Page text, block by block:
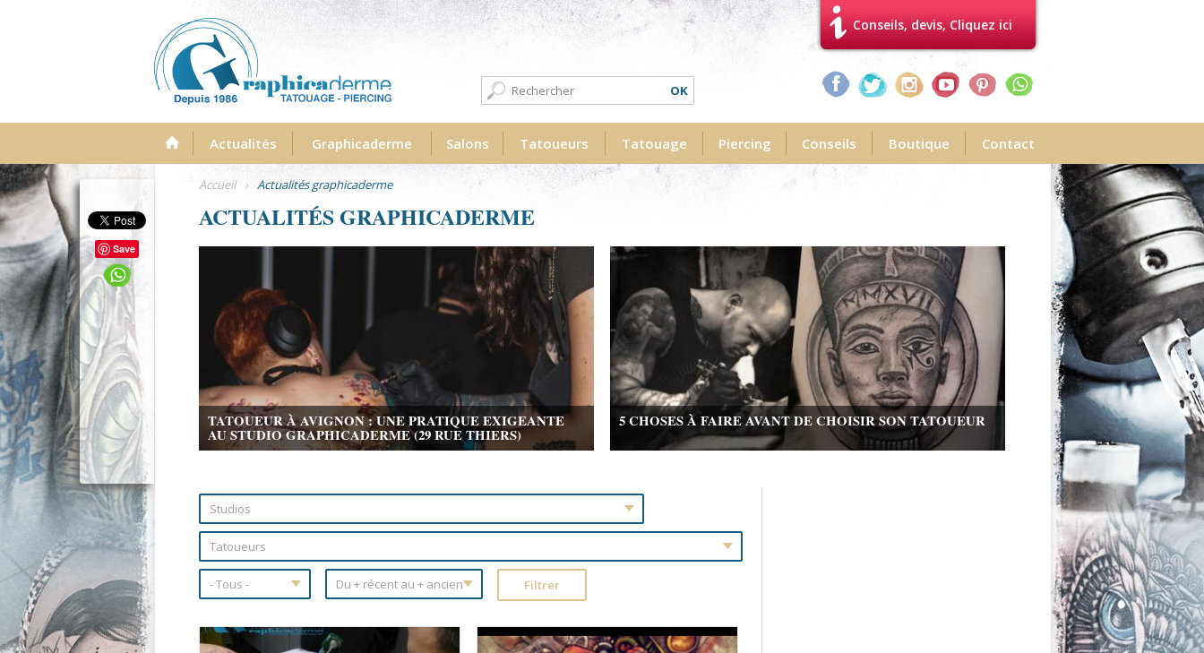
Formulaire de recherche Recherche
Conseils, devis, Cliquez ici
Menu Actualités Graphicaderme Salons Tatoueurs Tatouage Piercing Conseils Boutique Contact
Save
Accueil › Actualités graphicaderme
ACTUALITÉS GRAPHICADERME
TATOUEUR À AVIGNON : UNE PRATIQUE EXIGEANTE
AU STUDIO GRAPHICADERME (29 RUE THIERS)
5 CHOSES À FAIRE AVANT DE CHOISIR SON TATOUEUR
Pages